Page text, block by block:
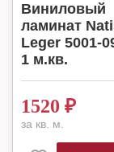
Виниловый
ламинат
Leger 5001-
1 м.кв.
1520 ₽
за кв. м.